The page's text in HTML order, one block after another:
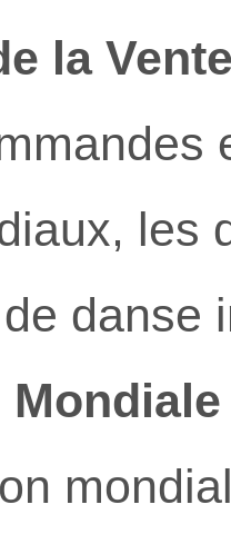
la
les
danse